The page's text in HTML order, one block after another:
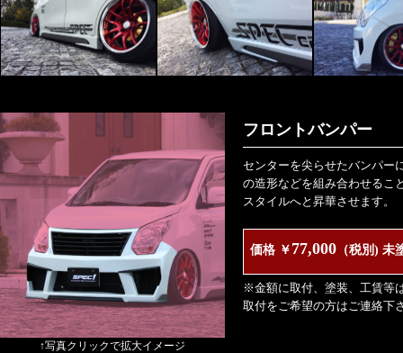
↑写真クリックで拡大イメージ
フロントバンパー
センターを尖らせたバンパー
の造形などを組み合わせるこ
スタイルへと昇華させます。
価格 ￥ 77,000 （税別) 未
※金額に取付、塗装、工賃等
取付をご希望の方はご連絡下